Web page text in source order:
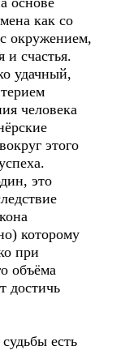
как со
окружением,
и счастья.
удачный,
человека
этого
это
которому
при
объёма
достичь
есть